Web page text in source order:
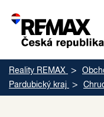
Reality REMAX
Pardubický kraj